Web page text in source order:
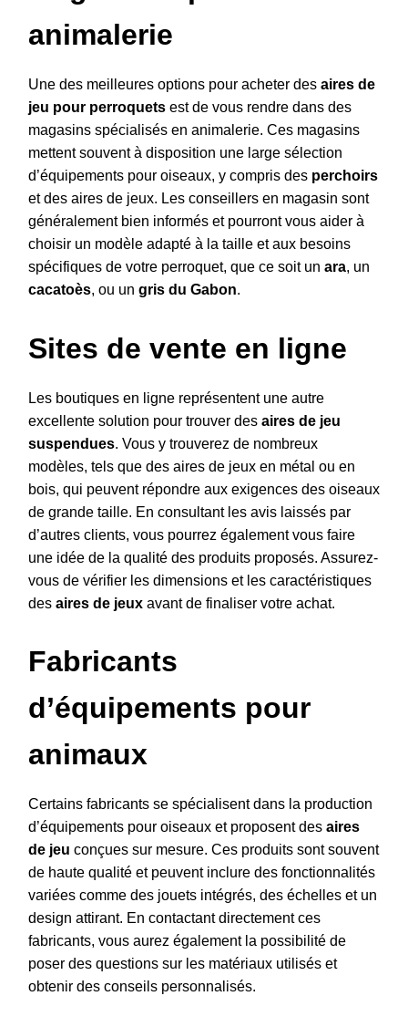
animalerie
Une des meilleures options pour acheter des aires de
jeu pour perroquets est de vous rendre dans des
magasins spécialisés en animalerie. Ces magasins
mettent souvent à disposition une large sélection
d’équipements pour oiseaux, y compris des perchoirs
et des aires de jeux. Les conseillers en magasin sont
généralement bien informés et pourront vous aider à
choisir un modèle adapté à la taille et aux besoins
spécifiques de votre perroquet, que ce soit un ara, un
cacatoès, ou un gris du Gabon.
Sites de vente en ligne
Les boutiques en ligne représentent une autre
excellente solution pour trouver des aires de jeu
suspendues. Vous y trouverez de nombreux
modèles, tels que des aires de jeux en métal ou en
bois, qui peuvent répondre aux exigences des oiseaux
de grande taille. En consultant les avis laissés par
d’autres clients, vous pourrez également vous faire
une idée de la qualité des produits proposés. Assurez-
vous de vérifier les dimensions et les caractéristiques
des aires de jeux avant de finaliser votre achat.
Fabricants
d’équipements pour
animaux
Certains fabricants se spécialisent dans la production
d’équipements pour oiseaux et proposent des aires
de jeu conçues sur mesure. Ces produits sont souvent
de haute qualité et peuvent inclure des fonctionnalités
variées comme des jouets intégrés, des échelles et un
design attirant. En contactant directement ces
fabricants, vous aurez également la possibilité de
poser des questions sur les matériaux utilisés et
obtenir des conseils personnalisés.